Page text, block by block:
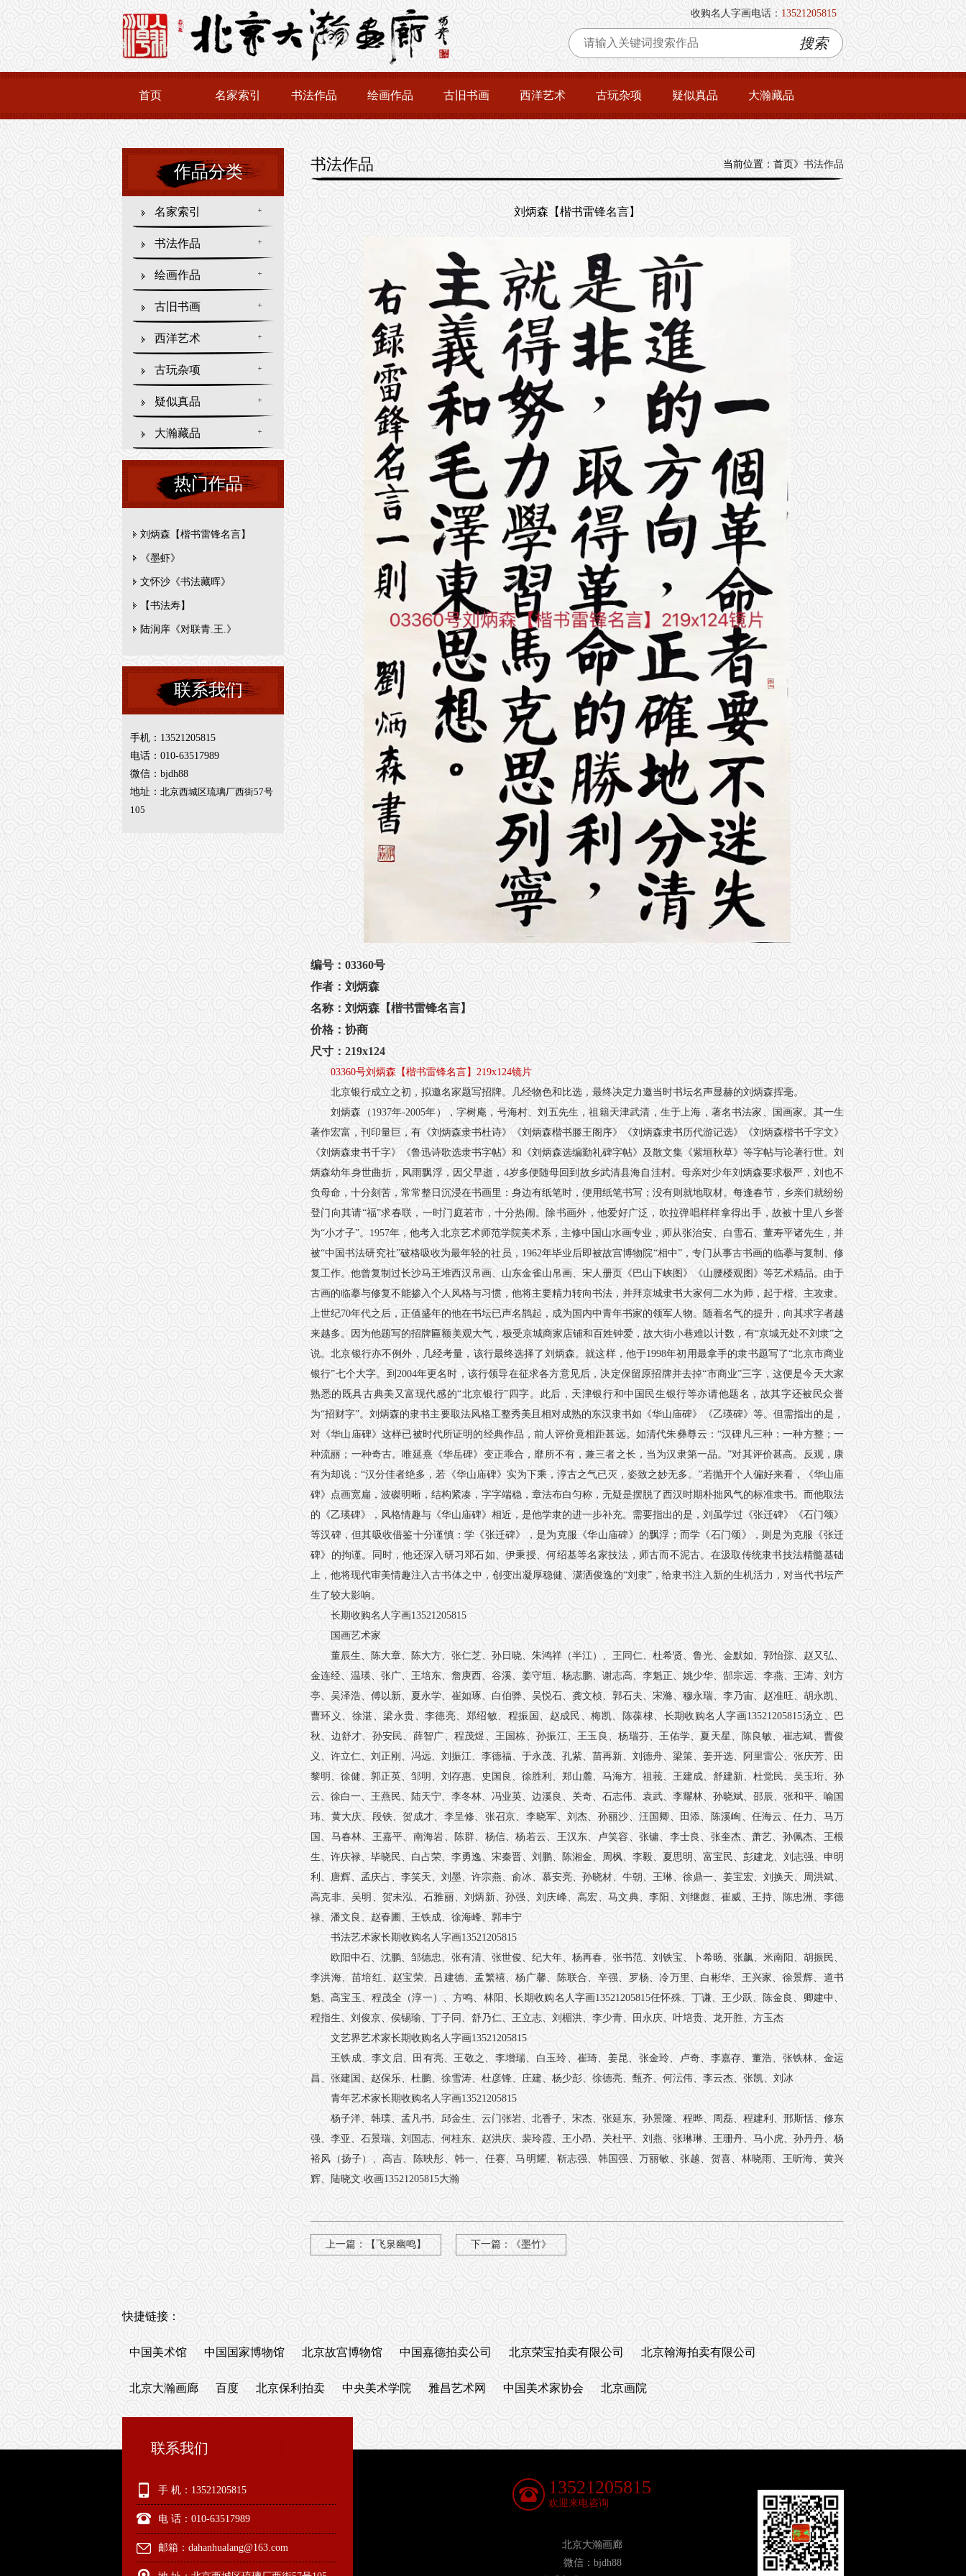
收购名人字画电话： 13521205815
搜索
首页 名家索引 书法作品 绘画作品 古旧书画 西洋艺术 古玩杂项 疑似真品 大瀚藏品
作品分类
名家索引
书法作品
绘画作品
古旧书画
西洋艺术
古玩杂项
疑似真品
大瀚藏品
热门作品
刘炳森【楷书雷锋名言】
《墨虾》
文怀沙《书法藏晖》
【书法寿】
陆润庠《对联青.王.》
联系我们
手机：13521205815
电话：010-63517989
微信：bjdh88
地址： 北京西城区琉璃厂西街57号
105
书法作品 当前位置：首页》书法作品
刘炳森【楷书雷锋名言】
编号：03360号
作者：刘炳森
名称：刘炳森【楷书雷锋名言】
价格：协商
尺寸：219x124
03360号刘炳森【楷书雷锋名言】219x124镜片
北京银行成立之初，拟邀名家题写招牌。几经物色和比选，最终决定力邀当时书坛名声显赫的刘炳森挥毫。
刘炳森（1937年-2005年），字树庵，号海村、刘五先生，祖籍天津武清，生于上海，著名书法家、国画家。其一生
著作宏富，刊印量巨，有《刘炳森隶书杜诗》《刘炳森楷书滕王阁序》《刘炳森隶书历代游记选》《刘炳森楷书千字文》
《刘炳森隶书千字》《鲁迅诗歌选隶书字帖》和《刘炳森选编勤礼碑字帖》及散文集《紫垣秋草》等字帖与论著行世。刘
炳森幼年身世曲折，风雨飘浮，因父早逝，4岁多便随母回到故乡武清县海自洼村。母亲对少年刘炳森要求极严，刘也不
负母命，十分刻苦，常常整日沉浸在书画里：身边有纸笔时，便用纸笔书写；没有则就地取材。每逢春节，乡亲们就纷纷
登门向其请“福”求春联，一时门庭若市，十分热闹。除书画外，他爱好广泛，吹拉弹唱样样拿得出手，故被十里八乡誉
为“小才子”。1957年，他考入北京艺术师范学院美术系，主修中国山水画专业，师从张治安、白雪石、董寿平诸先生，并
被“中国书法研究社”破格吸收为最年轻的社员，1962年毕业后即被故宫博物院“相中”，专门从事古书画的临摹与复制、修
复工作。他曾复制过长沙马王堆西汉帛画、山东金雀山帛画、宋人册页《巴山下峡图》《山腰楼观图》等艺术精品。由于
古画的临摹与修复不能掺入个人风格与习惯，他将主要精力转向书法，并拜京城隶书大家何二水为师，起于楷、主攻隶。
上世纪70年代之后，正值盛年的他在书坛已声名鹊起，成为国内中青年书家的领军人物。随着名气的提升，向其求字者越
来越多。因为他题写的招牌匾额美观大气，极受京城商家店铺和百姓钟爱，故大街小巷难以计数，有“京城无处不刘隶”之
说。北京银行亦不例外，几经考量，该行最终选择了刘炳森。就这样，他于1998年初用最拿手的隶书题写了“北京市商业
银行”七个大字。到2004年更名时，该行领导在征求各方意见后，决定保留原招牌并去掉“市商业”三字，这便是今天大家
熟悉的既具古典美又富现代感的“北京银行”四字。此后，天津银行和中国民生银行等亦请他题名，故其字还被民众誉
为“招财字”。刘炳森的隶书主要取法风格工整秀美且相对成熟的东汉隶书如《华山庙碑》《乙瑛碑》等。但需指出的是，
对《华山庙碑》这样已被时代所证明的经典作品，前人评价竟相距甚远。如清代朱彝尊云：“汉碑凡三种：一种方整；一
种流丽；一种奇古。唯延熹《华岳碑》变正乖合，靡所不有，兼三者之长，当为汉隶第一品。”对其评价甚高。反观，康
有为却说：“汉分佳者绝多，若《华山庙碑》实为下乘，淳古之气已灭，姿致之妙无多。”若抛开个人偏好来看，《华山庙
碑》点画宽扁，波磔明晰，结构紧凑，字字端稳，章法布白匀称，无疑是摆脱了西汉时期朴拙风气的标准隶书。而他取法
的《乙瑛碑》，风格情趣与《华山庙碑》相近，是他学隶的进一步补充。需要指出的是，刘虽学过《张迁碑》《石门颂》
等汉碑，但其吸收借鉴十分谨慎：学《张迁碑》，是为克服《华山庙碑》的飘浮；而学《石门颂》，则是为克服《张迁
碑》的拘谨。同时，他还深入研习邓石如、伊秉授、何绍基等名家技法，师古而不泥古。在汲取传统隶书技法精髓基础
上，他将现代审美情趣注入古书体之中，创变出凝厚稳健、潇洒俊逸的“刘隶”，给隶书注入新的生机活力，对当代书坛产
生了较大影响。
长期收购名人字画13521205815
国画艺术家
董辰生、陈大章、陈大方、张仁芝、孙日晓、朱鸿祥（半江）、王同仁、杜希贤、鲁光、金默如、郭怡孮、赵又弘、
金连经、温瑛、张广、王培东、詹庚西、谷溪、姜守垣、杨志鹏、谢志高、李魁正、姚少华、郜宗远、李燕、王涛、刘方
亭、吴泽浩、傅以新、夏永学、崔如琢、白伯骅、吴悦石、龚文桢、郭石夫、宋滌、穆永瑞、李乃宙、赵准旺、胡永凯、
曹环义、徐湛、梁永贵、李德亮、郑绍敏、程振国、赵成民、梅凯、陈葆棣、长期收购名人字画13521205815汤立、巴
秋、边舒才、孙安民、薛智广、程茂煜、王国栋、孙振江、王玉良、杨瑞芬、王佑学、夏天星、陈良敏、崔志斌、曹俊
义、许立仁、刘正刚、冯远、刘振江、李德福、于永茂、孔紫、苗再新、刘德舟、梁策、姜开选、阿里雷公、张庆芳、田
黎明、徐健、郭正英、邹明、刘存惠、史国良、徐胜利、郑山麓、马海方、祖莪、王建成、舒建新、杜觉民、吴玉珩、孙
云、徐白一、王燕民、陆天宁、李冬林、冯业英、边溪良、关奇、石志伟、袁武、李耀林、孙晓斌、邵辰、张和平、喻国
玮、黄大庆、段铁、贺成才、李呈修、张召京、李晓军、刘杰、孙丽沙、汪国卿、田添、陈溪峋、任海云、任力、马万
国、马春林、王嘉平、南海岩、陈群、杨信、杨若云、王汉东、卢笑容、张镛、李士良、张奎杰、萧艺、孙佩杰、王根
生、许庆禄、毕晓民、白占荣、李勇逸、宋秦晋、刘鹏、陈湘金、周枫、李毅、夏思明、富宝民、彭建龙、刘志强、申明
利、唐辉、孟庆占、李笑天、刘墨、许宗燕、俞冰、慕安亮、孙晓材、牛朝、王琳、徐鼎一、姜宝宏、刘换天、周洪斌、
高克非、吴明、贺未泓、石雅丽、刘炳新、孙强、刘庆峰、高宏、马文典、李阳、刘继彪、崔威、王持、陈忠洲、李德
禄、潘文良、赵春圃、王铁成、徐海峰、郭丰宁
书法艺术家长期收购名人字画13521205815
欧阳中石、沈鹏、邹德忠、张有清、张世俊、纪大年、杨再春、张书范、刘铁宝、卜希旸、张飙、米南阳、胡振民、
李洪海、苗培红、赵宝荣、吕建德、孟繁禧、杨广馨、陈联合、辛强、罗杨、冷万里、白彬华、王兴家、徐景辉、道书
魁、高宝玉、程茂全（淳一）、方鸣、林阳、长期收购名人字画13521205815任怀殊、丁谦、王少跃、陈金良、卿建中、
程指生、刘俊京、侯锡瑜、丁子同、舒乃仁、王立志、刘楣洪、李少青、田永庆、叶培贵、龙开胜、方玉杰
文艺界艺术家长期收购名人字画13521205815
王铁成、李文启、田有亮、王敬之、李增瑞、白玉玲、崔琦、姜昆、张金玲、卢奇、李嘉存、董浩、张铁林、金运
昌、张建国、赵保乐、杜鹏、徐雪涛、杜彦锋、庄建、杨少彭、徐德亮、甄齐、何沄伟、李云杰、张凯、刘冰
青年艺术家长期收购名人字画13521205815
杨子洋、韩璞、孟凡书、邱金生、云门张岩、北香子、宋杰、张延东、孙景隆、程晔、周磊、程建利、邢斯恬、修东
强、李亚、石景瑞、刘国志、何桂东、赵洪庆、裴玲霞、王小昂、关杜平、刘燕、张琳琳、王珊丹、马小虎、孙丹丹、杨
裕风（扬子）、高吉、陈映彤、韩一、任赛、马明耀、靳志强、韩国强、万丽敏、张越、贺喜、林晓雨、王昕海、黄兴
辉、陆晓文.收画13521205815大瀚
上一篇： 【飞泉幽鸣】 下一篇： 《墨竹》
快捷链接：
中国美术馆 中国国家博物馆 北京故宫博物馆 中国嘉德拍卖公司 北京荣宝拍卖有限公司 北京翰海拍卖有限公司
北京大瀚画廊 百度 北京保利拍卖 中央美术学院 雅昌艺术网 中国美术家协会 北京画院
联系我们
手 机：13521205815
电 话：010-63517989
邮箱：dahanhualang@163.com
13521205815
欢迎来电咨询
北京大瀚画廊
微信：bjdh88